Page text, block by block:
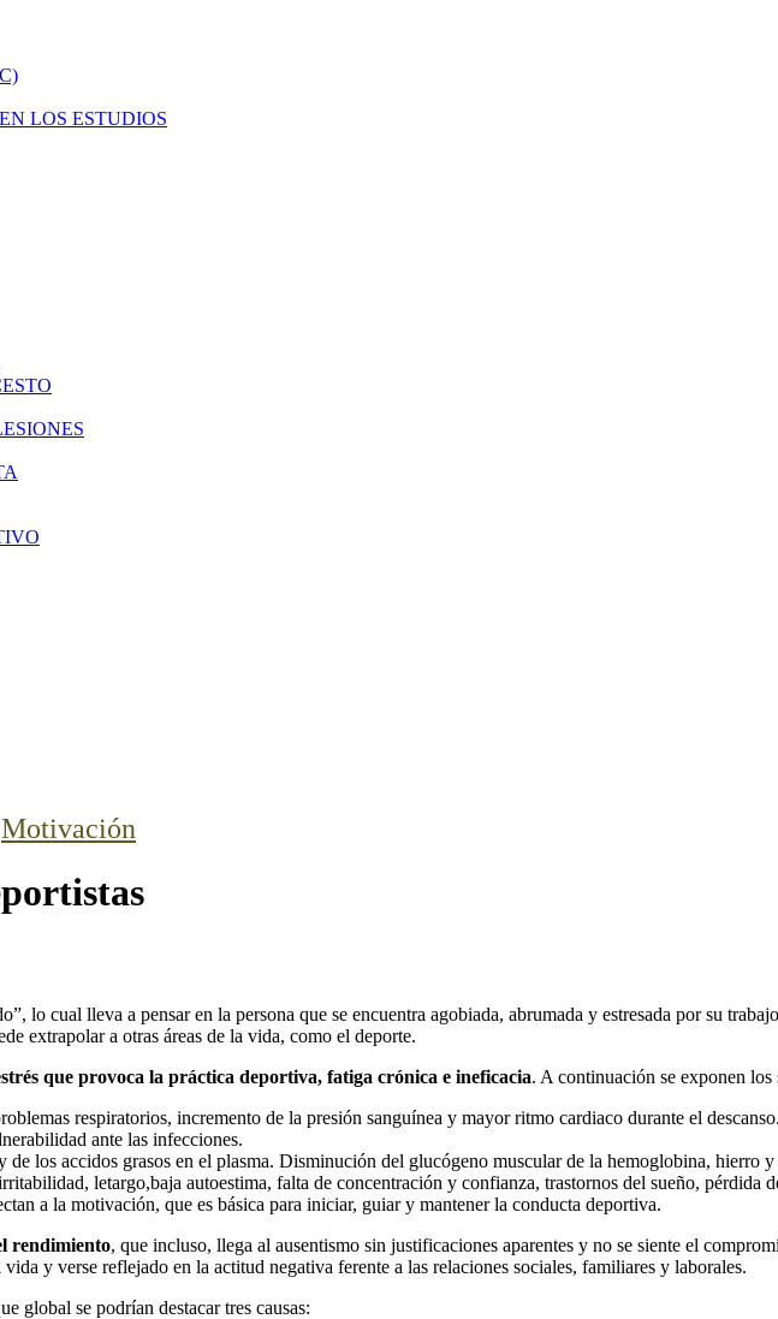
LOS ESTUDIOS
Motivación
lo cual lleva a pensar en la persona que se encuentra agobiada, abrumada y estresada por su
extrapolar a otras áreas de la vida, como el deporte.
que provoca la práctica deportiva, fatiga crónica e ineficacia. A continuación se exponen
respiratorios, incremento de la presión sanguínea y mayor ritmo cardiaco durante el descanso.
ante las infecciones.
de los accidos grasos en el plasma. Disminución del glucógeno muscular de la hemoglobina, hierro
letargo,baja autoestima, falta de concentración y confianza, trastornos del sueño, pérdida
a la motivación, que es básica para iniciar, guiar y mantener la conducta deportiva.
rendimiento, que incluso, llega al ausentismo sin justificaciones aparentes y no se siente el
y verse reflejado en la actitud negativa ferente a las relaciones sociales, familiares y laborales.
global se podrían destacar tres causas: